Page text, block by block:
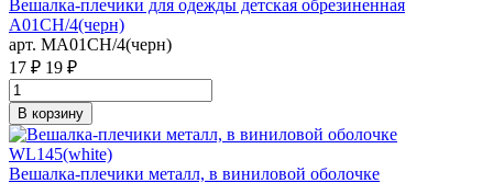
Вешалка-плечики для одежды детская обрезиненная
A01CH/4(черн)
арт. MA01CH/4(черн)
17 ₽ 19 ₽
В корзину
Вешалка-плечики металл, в виниловой оболочке